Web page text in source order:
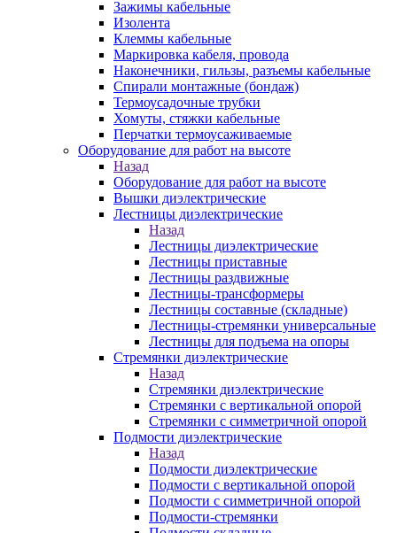
Зажимы кабельные
Изолента
Клеммы кабельные
Маркировка кабеля, провода
Наконечники, гильзы, разъемы кабельные
Спирали монтажные (бондаж)
Термоусадочные трубки
Хомуты, стяжки кабельные
Перчатки термоусаживаемые
Оборудование для работ на высоте
Назад
Оборудование для работ на высоте
Вышки диэлектрические
Лестницы диэлектрические
Назад
Лестницы диэлектрические
Лестницы приставные
Лестницы раздвижные
Лестницы-трансформеры
Лестницы составные (складные)
Лестницы-стремянки универсальные
Лестницы для подъема на опоры
Стремянки диэлектрические
Назад
Стремянки диэлектрические
Стремянки с вертикальной опорой
Стремянки с симметричной опорой
Подмости диэлектрические
Назад
Подмости диэлектрические
Подмости с вертикальной опорой
Подмости с симметричной опорой
Подмости-стремянки